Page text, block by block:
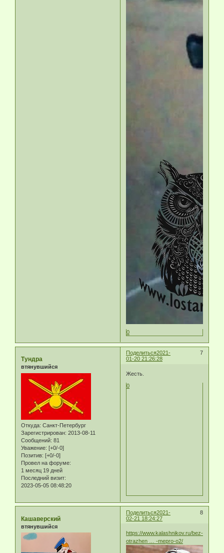
0
Поделиться 7
2021-
01-20 21:26:28
Тундра
втянувшийся
Откуда: Санкт-Петербург
Зарегистрирован: 2013-08-11
Сообщений: 81
Уважение: [+0/-0]
Позитив: [+0/-0]
Провел на форуме:
1 месяц 19 дней
Последний визит:
2023-05-05 08:48:20
Жесть.
0
Поделиться 8
2021-
02-21 18:24:27
Кашаверский
втянувшийся
https://www.kalashnikov.ru/bez-
otrazhen … -mepro-o2/